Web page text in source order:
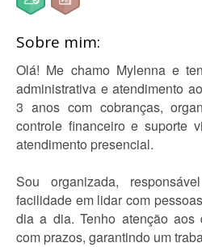
Sobre mim:
Olá! Me chamo Mylenna e
administrativa e atendimento
3 anos com cobranças,
controle financeiro e suporte
atendimento presencial.
Sou organizada,
facilidade em lidar com
dia a dia. Tenho atenção aos
com prazos, garantindo um